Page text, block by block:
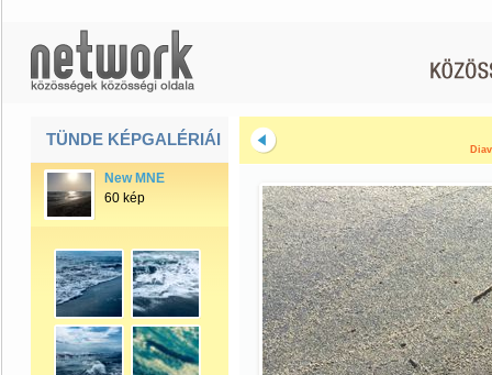
TÜNDE KÉPGALÉRIÁI
New MNE
60 kép